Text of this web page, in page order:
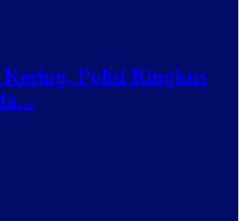
Polisi Ringkus